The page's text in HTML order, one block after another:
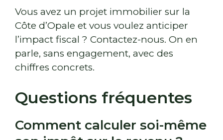
Vous avez un projet immobilier sur la
Côte d’Opale et vous voulez anticiper
l’impact fiscal ? Contactez-nous. On en
parle, sans engagement, avec des
chiffres concrets.
Questions fréquentes
Comment calculer soi-même